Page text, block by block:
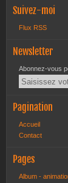
Suivez-moi
Flux RSS
Newsletter
Abonnez-vous
Pagination
Accueil
Contact
Pages
Album -